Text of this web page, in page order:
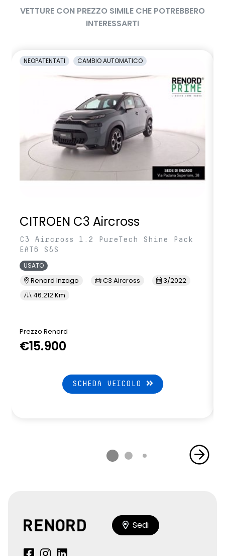
VETTURE CON PREZZO SIMILE CHE POTREBBERO
INTERESSARTI
NEOPATENTATI CAMBIO AUTOMATICO
CITROEN C3 Aircross
C3 Aircross 1.2 PureTech Shine Pack
EAT6 S&S
USATO
Renord Inzago C3 Aircross
3/2022
46.212 Km
Prezzo Renord
€15.900
SCHEDA VEICOLO
Sedi